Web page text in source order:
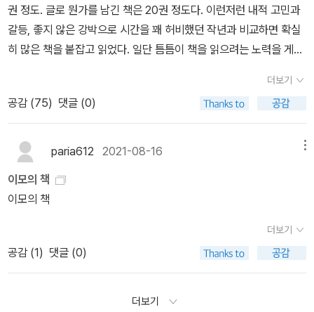
동경에 관한 30여 편의 작품을 남겼다.조지훈, 1920년~1968년민
족 정서를 섬세하고 우아하게 노래한 시인으로 유명하다. 청록파 시
인 중 한명으로 서정적이고 동양적인 미를 추구했다이장희, 1900년
다. 주요 작품으로 <봄은 고양이로다>, <하일소경> 등이 있다.오장
환, 1918년~1948년15세 어린 나이에 등단하여 <성>, <헌사>, <
병든 서울> 등의 시집을 냈다. 서정주. 이용악과 함께 ‘시단의 천
재‘로 화려한 주목을 받았다.박인환, 1926년~1956년<목마와 숙녀
>, <세월이 가면> 등의 시를 썼고, 도시 문명의 우울과 불안을 감상
적인 시풍으로 노래했다.이상화, 1901년~1943년식민지 치하의 민
족적 비애와 일제에 항거하는 저항의식을 기조로 삼은 민족주의시인
이다. <빼앗긴 들에도 봄은 오는가>, <나의 침실로>가 유명하다.신
동엽, 1930년~1969년<껍데기는 가라>를 쓴 1960년대 대표적
이자 독립운동기. <광야>, <절정>처럼 강인하고 담대한 민족시 외에
빛이나 넋이나 얼을 틔우지 않는다면, 아무리 뜻만 좋은 글을 쓰더라
도 스스로 굴레(감옥)에 갇히고 이웃도 가두는 셈입니다.《감옥으로부
터의 사색》(신영복, 햇빛출판사, 1988.9.1.첫/1993.6.1.중판1쇄)천
이지 않을 수 없으며, 막견어은 막현어미(莫見於隱 莫顯於微), 아
무리 육중한 벽으로 위요(圍繞)된 자리라 하더라도 더 높은 시점에
오르고 더 긴 세월이 흐르면 그도 일식(日食)처럼 만인이 보고 있는
자리인 것을…… 저에게 주어진 이 작은 일우(一隅)가 비록 사면이
벽에 의하여 밀폐됨으로써 얻어진 공간이지만, 저는 부단한 성찰과
자기부정(自己否定)의 노력으로 이 닫힌 공간을 무한히 열리는 공
간으로 만들어 감으로써 벽을 침묵의 교사로 삼으려 합니다. 필신기
(毛筆書簡文)의 서체는 지금도 제가 쓰고 있는 한글 서체의 모법
더해 주고 있읍니다. 어머님은 붓글씨에 있어서도 저의 스승인 셈입
모르면서능히 도모하고 나아갈 수 있는 자는 없다.정인보 「나라 잃은
백성의 슬픈 시」그리고 검정치마의 Everything. 멜로디도 분위기도
좋아서 가끔 듣곤 한다.
더보기
공감 (75) 댓글 (0)
paria612 2021-08-16
이모의 책
이모의 책
더보기
공감 (1) 댓글 (0)
더보기